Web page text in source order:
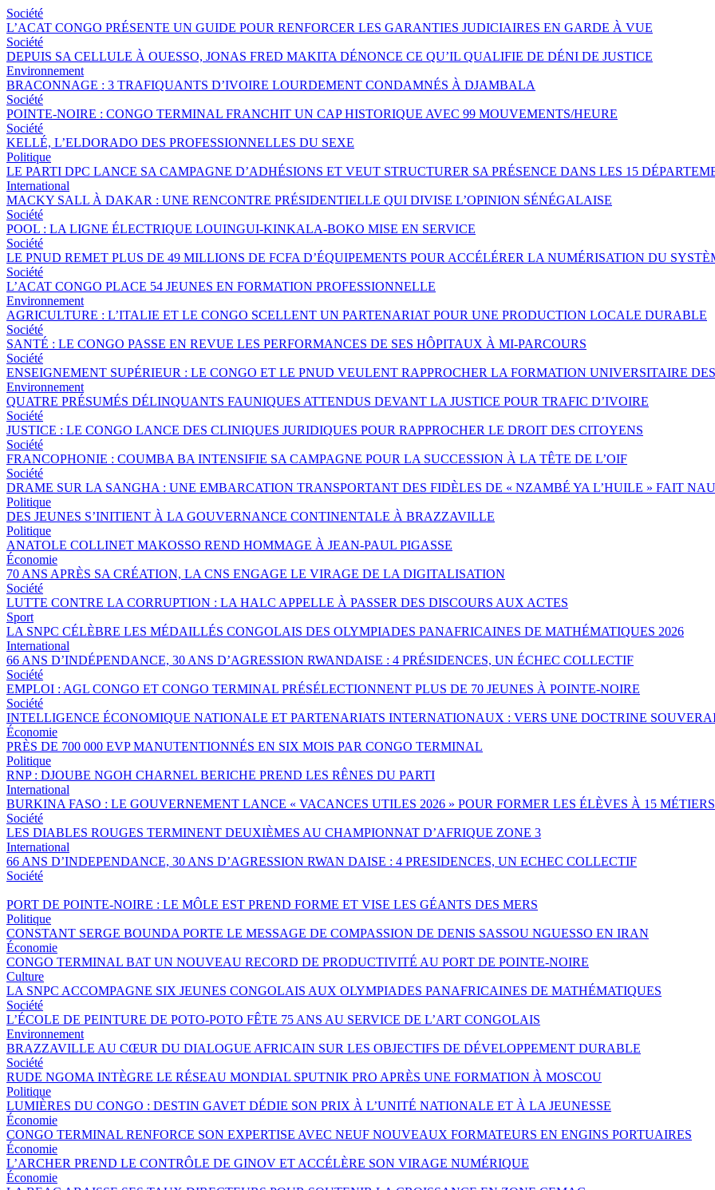
Société
L’ACAT CONGO PRÉSENTE UN GUIDE POUR RENFORCER LES GARANTIES JUDICIAIRES EN GARDE À VUE
Société
DEPUIS SA CELLULE À OUESSO, JONAS FRED MAKITA DÉNONCE CE QU’IL QUALIFIE DE DÉNI DE JUSTICE
Environnement
BRACONNAGE : 3 TRAFIQUANTS D’IVOIRE LOURDEMENT CONDAMNÉS À DJAMBALA
Société
POINTE-NOIRE : CONGO TERMINAL FRANCHIT UN CAP HISTORIQUE AVEC 99 MOUVEMENTS/HEURE
Société
KELLÉ, L’ELDORADO DES PROFESSIONNELLES DU SEXE
Politique
LE PARTI DPC LANCE SA CAMPAGNE D’ADHÉSIONS ET VEUT STRUCTURER SA PRÉSENCE DANS LES 15
International
MACKY SALL À DAKAR : UNE RENCONTRE PRÉSIDENTIELLE QUI DIVISE L’OPINION SÉNÉGALAISE
Société
POOL : LA LIGNE ÉLECTRIQUE LOUINGUI-KINKALA-BOKO MISE EN SERVICE
Société
LE PNUD REMET PLUS DE 49 MILLIONS DE FCFA D’ÉQUIPEMENTS POUR ACCÉLÉRER LA NUMÉRISATION DU
Société
L’ACAT CONGO PLACE 54 JEUNES EN FORMATION PROFESSIONNELLE
Environnement
AGRICULTURE : L’ITALIE ET LE CONGO SCELLENT UN PARTENARIAT POUR UNE PRODUCTION LOCALE DURABLE
Société
SANTÉ : LE CONGO PASSE EN REVUE LES PERFORMANCES DE SES HÔPITAUX À MI-PARCOURS
Société
ENSEIGNEMENT SUPÉRIEUR : LE CONGO ET LE PNUD VEULENT RAPPROCHER LA FORMATION UNIVERSITAIRE
Environnement
QUATRE PRÉSUMÉS DÉLINQUANTS FAUNIQUES ATTENDUS DEVANT LA JUSTICE POUR TRAFIC D’IVOIRE
Société
JUSTICE : LE CONGO LANCE DES CLINIQUES JURIDIQUES POUR RAPPROCHER LE DROIT DES CITOYENS
Société
FRANCOPHONIE : COUMBA BA INTENSIFIE SA CAMPAGNE POUR LA SUCCESSION À LA TÊTE DE L’OIF
Société
DRAME SUR LA SANGHA : UNE EMBARCATION TRANSPORTANT DES FIDÈLES DE « NZAMBÉ YA L’HUILE » FAIT
Politique
DES JEUNES S’INITIENT À LA GOUVERNANCE CONTINENTALE À BRAZZAVILLE
Politique
ANATOLE COLLINET MAKOSSO REND HOMMAGE À JEAN-PAUL PIGASSE
Économie
70 ANS APRÈS SA CRÉATION, LA CNS ENGAGE LE VIRAGE DE LA DIGITALISATION
Société
LUTTE CONTRE LA CORRUPTION : LA HALC APPELLE À PASSER DES DISCOURS AUX ACTES
Sport
LA SNPC CÉLÈBRE LES MÉDAILLÉS CONGOLAIS DES OLYMPIADES PANAFRICAINES DE MATHÉMATIQUES 2026
International
66 ANS D’INDÉPENDANCE, 30 ANS D’AGRESSION RWANDAISE : 4 PRÉSIDENCES, UN ÉCHEC COLLECTIF
Société
EMPLOI : AGL CONGO ET CONGO TERMINAL PRÉSÉLECTIONNENT PLUS DE 70 JEUNES À POINTE-NOIRE
Société
INTELLIGENCE ÉCONOMIQUE NATIONALE ET PARTENARIATS INTERNATIONAUX : VERS UNE DOCTRINE
Économie
PRÈS DE 700 000 EVP MANUTENTIONNÉS EN SIX MOIS PAR CONGO TERMINAL
Politique
RNP : DJOUBE NGOH CHARNEL BERICHE PREND LES RÊNES DU PARTI
International
BURKINA FASO : LE GOUVERNEMENT LANCE « VACANCES UTILES 2026 » POUR FORMER LES ÉLÈVES À 15 MÉTIERS
Société
LES DIABLES ROUGES TERMINENT DEUXIÈMES AU CHAMPIONNAT D’AFRIQUE ZONE 3
International
66 ANS D’INDEPENDANCE, 30 ANS D’AGRESSION RWAN DAISE : 4 PRESIDENCES, UN ECHEC COLLECTIF
Société
PORT DE POINTE-NOIRE : LE MÔLE EST PREND FORME ET VISE LES GÉANTS DES MERS
Politique
CONSTANT SERGE BOUNDA PORTE LE MESSAGE DE COMPASSION DE DENIS SASSOU NGUESSO EN IRAN
Économie
CONGO TERMINAL BAT UN NOUVEAU RECORD DE PRODUCTIVITÉ AU PORT DE POINTE-NOIRE
Culture
LA SNPC ACCOMPAGNE SIX JEUNES CONGOLAIS AUX OLYMPIADES PANAFRICAINES DE MATHÉMATIQUES
Société
L’ÉCOLE DE PEINTURE DE POTO-POTO FÊTE 75 ANS AU SERVICE DE L’ART CONGOLAIS
Environnement
BRAZZAVILLE AU CŒUR DU DIALOGUE AFRICAIN SUR LES OBJECTIFS DE DÉVELOPPEMENT DURABLE
Société
RUDE NGOMA INTÈGRE LE RÉSEAU MONDIAL SPUTNIK PRO APRÈS UNE FORMATION À MOSCOU
Politique
LUMIÈRES DU CONGO : DESTIN GAVET DÉDIE SON PRIX À L’UNITÉ NATIONALE ET À LA JEUNESSE
Économie
CONGO TERMINAL RENFORCE SON EXPERTISE AVEC NEUF NOUVEAUX FORMATEURS EN ENGINS PORTUAIRES
Économie
L’ARCHER PREND LE CONTRÔLE DE GINOV ET ACCÉLÈRE SON VIRAGE NUMÉRIQUE
Économie